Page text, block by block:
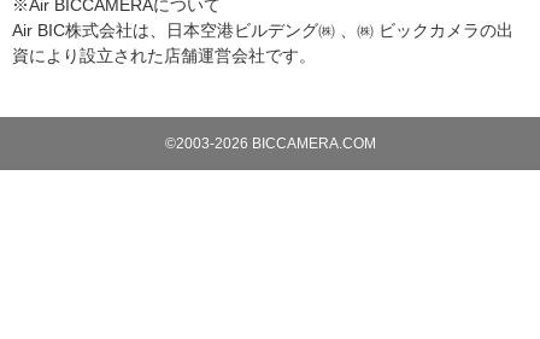
※Air BICCAMERAについて
Air BIC株式会社は、日本空港ビルデング㈱ 、㈱ ビックカメラの出
資により設立された店舗運営会社です。
©2003-2026 BICCAMERA.COM